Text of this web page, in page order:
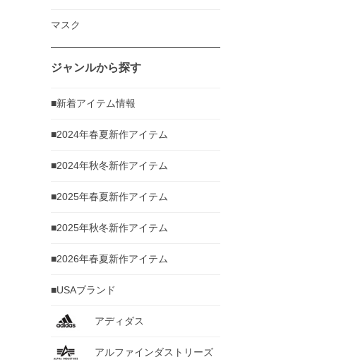
マスク
ジャンルから探す
■新着アイテム情報
■2024年春夏新作アイテム
■2024年秋冬新作アイテム
■2025年春夏新作アイテム
■2025年秋冬新作アイテム
■2026年春夏新作アイテム
■USAブランド
アディダス
アルファインダストリーズ